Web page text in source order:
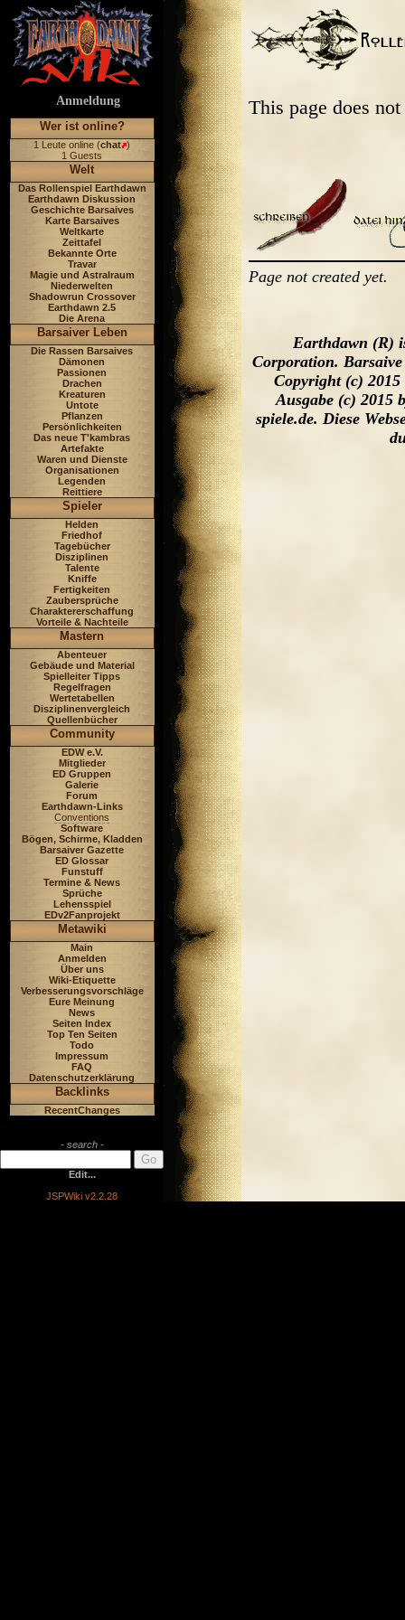
Anmeldung
Wer ist online?
1 Leute online (chat )
1 Guests
Welt
Das Rollenspiel Earthdawn
Earthdawn Diskussion
Geschichte Barsaives
Karte Barsaives
Weltkarte
Zeittafel
Bekannte Orte
Travar
Magie und Astralraum
Niederwelten
Shadowrun Crossover
Earthdawn 2.5
Die Arena
Barsaiver Leben
Die Rassen Barsaives
Dämonen
Passionen
Drachen
Kreaturen
Untote
Pflanzen
Persönlichkeiten
Das neue T'kambras
Artefakte
Waren und Dienste
Organisationen
Legenden
Reittiere
Spieler
Helden
Friedhof
Tagebücher
Disziplinen
Talente
Kniffe
Fertigkeiten
Zaubersprüche
Charaktererschaffung
Vorteile & Nachteile
Mastern
Abenteuer
Gebäude und Material
Spielleiter Tipps
Regelfragen
Wertetabellen
Disziplinenvergleich
Quellenbücher
Community
EDW e.V.
Mitglieder
ED Gruppen
Galerie
Forum
Earthdawn-Links
Conventions
Software
Bögen, Schirme, Kladden
Barsaiver Gazette
ED Glossar
Funstuff
Termine & News
Sprüche
Lehensspiel
EDv2Fanprojekt
Metawiki
Main
Anmelden
Über uns
Wiki-Etiquette
Verbesserungsvorschläge
Eure Meinung
News
Seiten Index
Top Ten Seiten
Todo
Impressum
FAQ
Datenschutzerklärung
Backlinks
RecentChanges
- search -
Edit...
JSPWiki v2.2.28
This page does
Page not created yet.
Earthdawn (R)
Corporation.
Copyright (c)
Ausgabe (c) 2015
spiele.de. Diese